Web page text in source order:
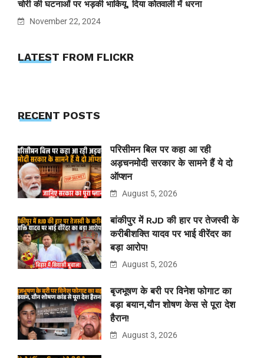
चोरी की घटनाओं पर भड़की भाकियू, दिया कोतवाली में धरना
November 22, 2024
LATEST FROM FLICKR
RECENT POSTS
परिसीमन बिल पर कहा आ रही
अड़चनमोदी सरकार के सामने हैं ये दो
ऑप्शन
August 5, 2026
बांकीपुर में RJD की हार पर तेजस्वी के
करीबीशक्ति यादव पर भाई वीरेंदर का
बड़ा आरोप!
August 5, 2026
बृजभूषण के बरी पर विनेश फोगाट का
बड़ा बयान,यौन शोषण केस से पूरा देश
हैरान!
August 3, 2026